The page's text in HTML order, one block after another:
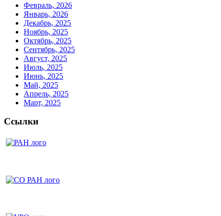
Февраль, 2026
Январь, 2026
Декабрь, 2025
Ноябрь, 2025
Октябрь, 2025
Сентябрь, 2025
Август, 2025
Июль, 2025
Июнь, 2025
Май, 2025
Апрель, 2025
Март, 2025
Ссылки